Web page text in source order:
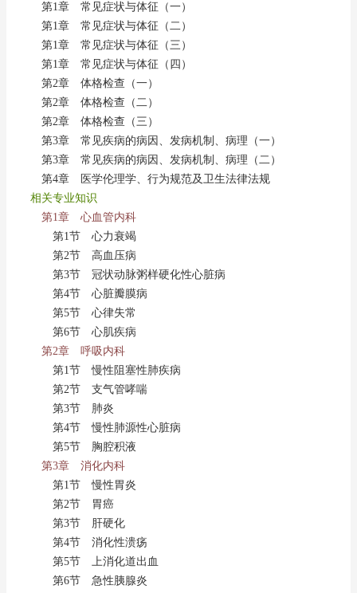
第1章 常见症状与体征（一）
第1章 常见症状与体征（二）
第1章 常见症状与体征（三）
第1章 常见症状与体征（四）
第2章 体格检查（一）
第2章 体格检查（二）
第2章 体格检查（三）
第3章 常见疾病的病因、发病机制、病理（一）
第3章 常见疾病的病因、发病机制、病理（二）
第4章 医学伦理学、行为规范及卫生法律法规
相关专业知识
第1章 心血管内科
第1节 心力衰竭
第2节 高血压病
第3节 冠状动脉粥样硬化性心脏病
第4节 心脏瓣膜病
第5节 心律失常
第6节 心肌疾病
第2章 呼吸内科
第1节 慢性阻塞性肺疾病
第2节 支气管哮喘
第3节 肺炎
第4节 慢性肺源性心脏病
第5节 胸腔积液
第3章 消化内科
第1节 慢性胃炎
第2节 胃癌
第3节 肝硬化
第4节 消化性溃疡
第5节 上消化道出血
第6节 急性胰腺炎